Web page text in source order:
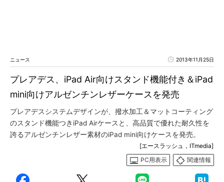
ニュース 2013年11月25日
プレアデス、iPad Air向けスタンド機能付き＆iPad
mini向けアルゼンチンレザーケースを発売
プレアデスシステムデザインが、撥水加工＆マットコーティング
のスタンド機能つきiPad Airケースと、高品質で優れた耐久性を
誇るアルゼンチンレザー素材のiPad mini向けケースを発売。
[エースラッシュ，ITmedia]
PC用表示
関連情報